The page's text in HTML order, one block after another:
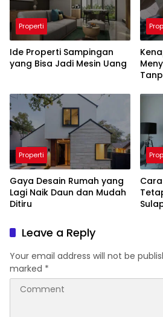
Properti
Ide Properti Sampingan
yang Bisa Jadi Mesin Uang
Properti
Gaya Desain Rumah yang
Lagi Naik Daun dan Mudah
Ditiru
Leave a Reply
Your email address will not be
marked *